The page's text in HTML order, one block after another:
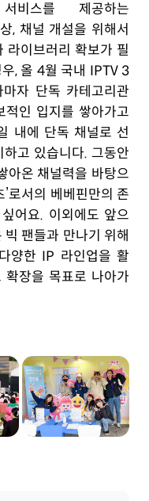
스를 제공하는
, 채널 개설을 위해서
라이브러리 확보가 필
, 올 4월 국내 IPTV 3
자 단독 카테고리관
적인 입지를 쌓아가고
내에 단독 채널로 선
고 있습니다. 그동안
아온 채널력을 바탕으
’로서의 베베핀만의 존
어요. 이외에도 앞으
팬들과 만나기 위해
양한 IP 라인업을 활
확장을 목표로 나아가